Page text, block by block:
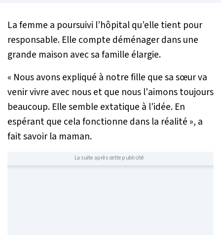
La femme a poursuivi l’hôpital qu’elle tient pour
responsable. Elle compte déménager dans une
grande maison avec sa famille élargie.
« Nous avons expliqué à notre fille que sa sœur va
venir vivre avec nous et que nous l'aimons toujours
beaucoup. Elle semble extatique à l'idée. En
espérant que cela fonctionne dans la réalité », a
fait savoir la maman.
La suite après cette publicité